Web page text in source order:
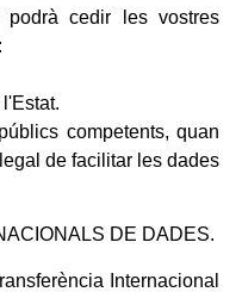
podrà cedir les vostres
competents, quan
de facilitar les dades
DE DADES.
Internacional